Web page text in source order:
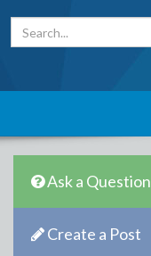
Ask a Question
Create a Post